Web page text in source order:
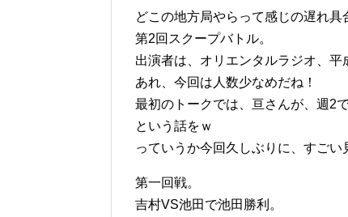
どこの地方局やらって感じの遅れ
第2回スクープバトル。
出演者は、オリエンタルラジオ、平
あれ、今回は人数少なめだね！
最初のトークでは、亘さんが、週2
という話をｗ
っていうか今回久しぶりに、すごい
第一回戦。
吉村VS池田で池田勝利。